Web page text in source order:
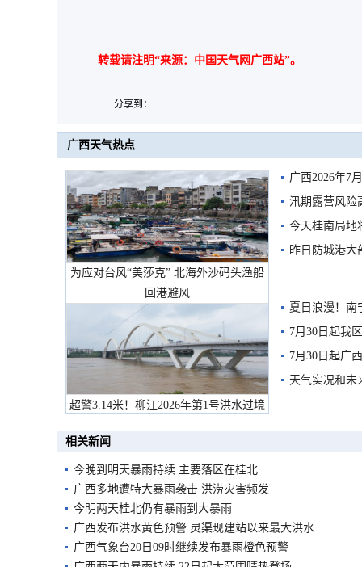
转载请注明“来源：中国天气网广西站”。
分享到：
广西天气热点
为应对台风“美莎克” 北海外沙码头渔船
回港避风
超警3.14米！柳江2026年第1号洪水过境
市民在堤岸见证汛况
广西2026年7
汛期露营风险
今天桂南局地
需继续防范
昨日防城港大
雨
夏日浪漫！南
7月30日起我
7月30日起广
天气实况和未
相关新闻
今晚到明天暴雨持续 主要落区在桂北
广西多地遭特大暴雨袭击 洪涝灾害频发
今明两天桂北仍有暴雨到大暴雨
广西发布洪水黄色预警 灵渠现建站以来最大洪水
广西气象台20日09时继续发布暴雨橙色预警